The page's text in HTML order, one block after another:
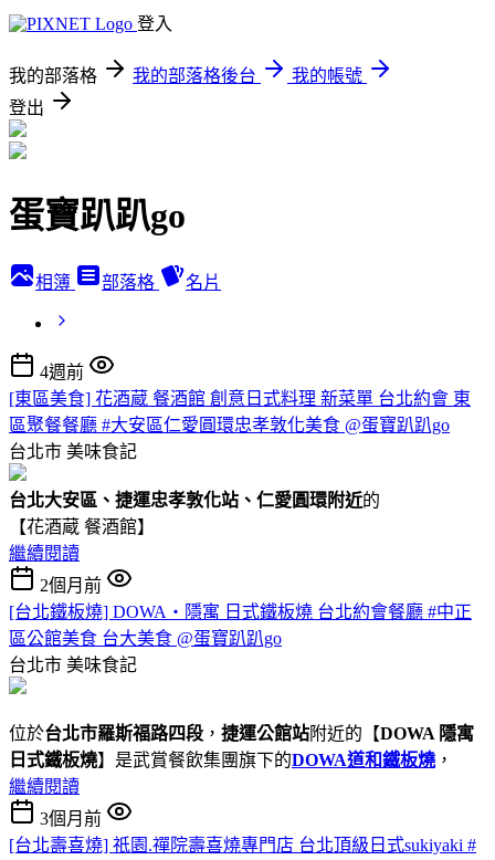
登入
我的部落格 我的部落格後台
我的帳號
登出
蛋寶趴趴go
相簿 部落格 名片
4週前
[東區美食] 花酒蔵 餐酒館 創意日式料理 新菜單 台北約會 東
區聚餐餐廳 #大安區仁愛圓環忠孝敦化美食 @蛋寶趴趴go
台北市 美味食記
台北大安區、捷運忠孝敦化站、仁愛圓環附近的
【花酒蔵 餐酒館】
繼續閱讀
2個月前
[台北鐵板燒] DOWA・隱寓 日式鐵板燒 台北約會餐廳 #中正
區公館美食 台大美食 @蛋寶趴趴go
台北市 美味食記
位於台北市羅斯福路四段 ， 捷運公館站附近的【DOWA 隱寓
日式鐵板燒】是武賞餐飲集團旗下的DOWA道和鐵板燒 ，
繼續閱讀
3個月前
[台北壽喜燒] 祇園.禪院壽喜燒專門店 台北頂級日式sukiyaki #